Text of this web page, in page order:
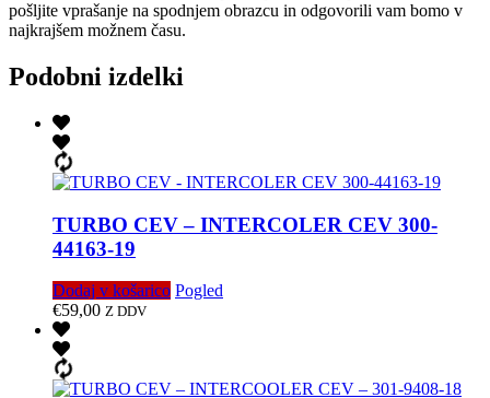
pošljite vprašanje na spodnjem obrazcu in odgovorili vam bomo v
najkrajšem možnem času.
Podobni izdelki
TURBO CEV – INTERCOLER CEV 300-
44163-19
Dodaj v košarico Pogled
€59,00 Z DDV